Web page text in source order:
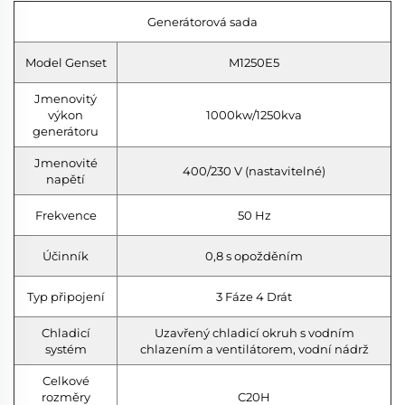
Generátorová sada
Model Genset M1250E5
Jmenovitý
výkon
generátoru
1000kw/1250kva
Jmenovité
napětí
400/230 V (nastavitelné)
Frekvence 50 Hz
Účinník 0,8 s opožděním
Typ připojení 3 Fáze 4 Drát
Chladicí
systém
Uzavřený chladicí okruh s vodním
chlazením a ventilátorem, vodní nádrž
Celkové
rozměry
C20H